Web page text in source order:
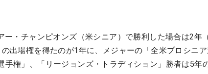
ー・チャンピオンズ（米シニア）で勝利した場合は2年
出場権を得たのが1年に、メジャーの「全米プロシニ
手権」、「リージョンズ・トラディション」勝者は5年